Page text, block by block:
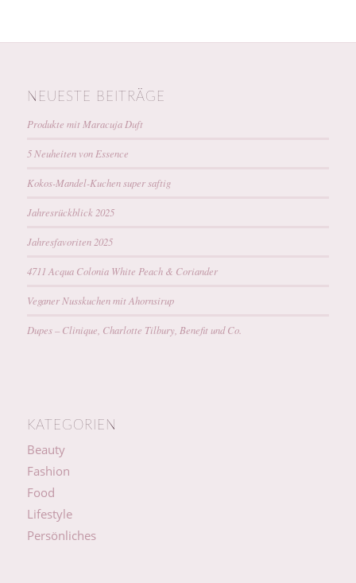
NEUESTE BEITRÄGE
Produkte mit Maracuja Duft
5 Neuheiten von Essence
Kokos-Mandel-Kuchen super saftig
Jahresrückblick 2025
Jahresfavoriten 2025
4711 Acqua Colonia White Peach & Coriander
Veganer Nusskuchen mit Ahornsirup
Dupes – Clinique, Charlotte Tilbury, Benefit und Co.
KATEGORIEN
Beauty
Fashion
Food
Lifestyle
Persönliches